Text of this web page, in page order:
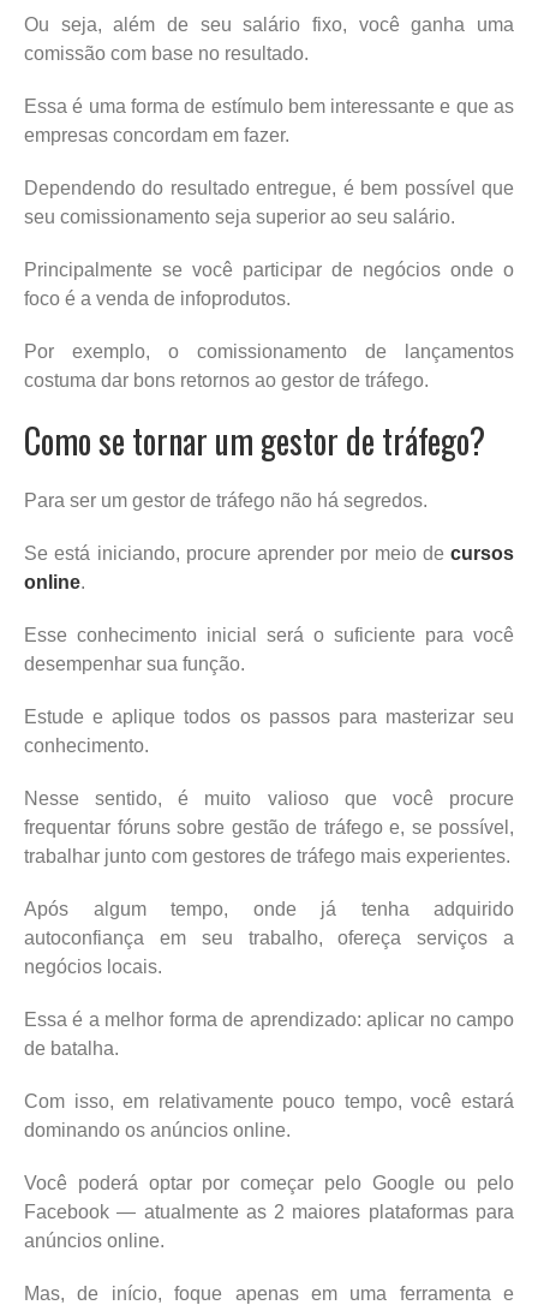
Ou seja, além de seu salário fixo, você ganha uma
comissão com base no resultado.
Essa é uma forma de estímulo bem interessante e que as
empresas concordam em fazer.
Dependendo do resultado entregue, é bem possível que
seu comissionamento seja superior ao seu salário.
Principalmente se você participar de negócios onde o
foco é a venda de infoprodutos.
Por exemplo, o comissionamento de lançamentos
costuma dar bons retornos ao gestor de tráfego.
Como se tornar um gestor de tráfego?
Para ser um gestor de tráfego não há segredos.
Se está iniciando, procure aprender por meio de cursos
online.
Esse conhecimento inicial será o suficiente para você
desempenhar sua função.
Estude e aplique todos os passos para masterizar seu
conhecimento.
Nesse sentido, é muito valioso que você procure
frequentar fóruns sobre gestão de tráfego e, se possível,
trabalhar junto com gestores de tráfego mais experientes.
Após algum tempo, onde já tenha adquirido
autoconfiança em seu trabalho, ofereça serviços a
negócios locais.
Essa é a melhor forma de aprendizado: aplicar no campo
de batalha.
Com isso, em relativamente pouco tempo, você estará
dominando os anúncios online.
Você poderá optar por começar pelo Google ou pelo
Facebook — atualmente as 2 maiores plataformas para
anúncios online.
Mas, de início, foque apenas em uma ferramenta e